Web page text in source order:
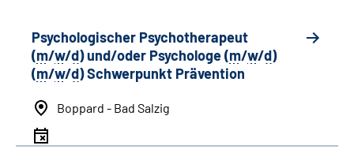
Psychologischer Psychotherapeut
(m/w/d) und/oder Psychologe (m/w/d)
(m/w/d) Schwerpunkt Prävention
Boppard - Bad Salzig